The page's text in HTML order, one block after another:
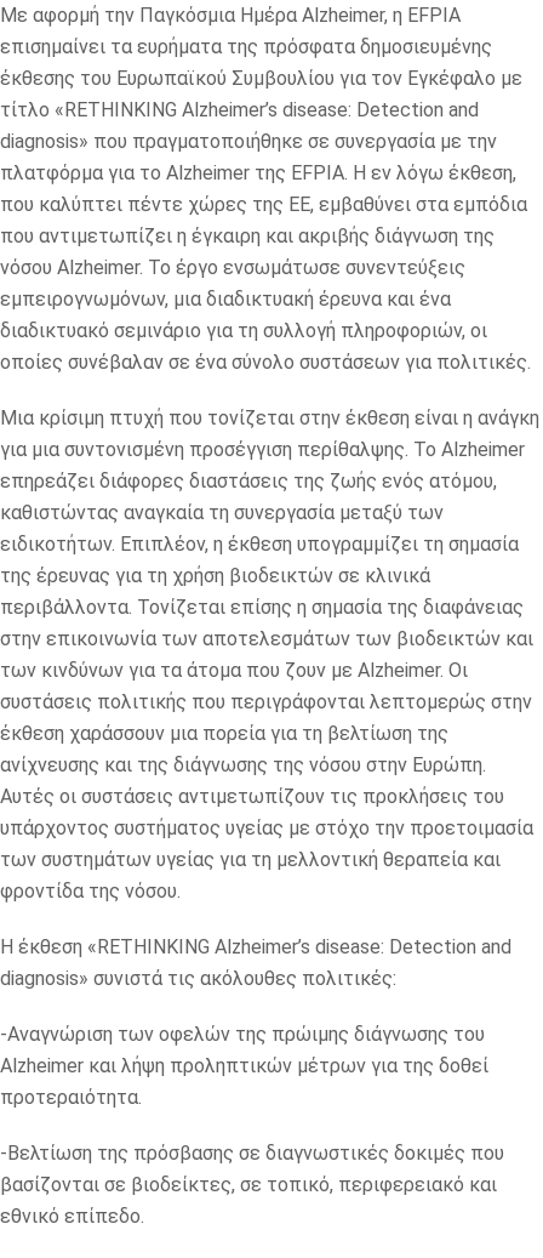
Με αφορμή την Παγκόσμια Ημέρα Alzheimer, η EFPIA
επισημαίνει τα ευρήματα της πρόσφατα δημοσιευμένης
έκθεσης του Ευρωπαϊκού Συμβουλίου για τον Εγκέφαλο με
τίτλο «RETHINKING Alzheimer’s disease: Detection and
diagnosis» που πραγματοποιήθηκε σε συνεργασία με την
πλατφόρμα για το Alzheimer της EFPIA. Η εν λόγω έκθεση,
που καλύπτει πέντε χώρες της ΕΕ, εμβαθύνει στα εμπόδια
που αντιμετωπίζει η έγκαιρη και ακριβής διάγνωση της
νόσου Alzheimer. Το έργο ενσωμάτωσε συνεντεύξεις
εμπειρογνωμόνων, μια διαδικτυακή έρευνα και ένα
διαδικτυακό σεμινάριο για τη συλλογή πληροφοριών, οι
οποίες συνέβαλαν σε ένα σύνολο συστάσεων για πολιτικές.
Μια κρίσιμη πτυχή που τονίζεται στην έκθεση είναι η ανάγκη
για μια συντονισμένη προσέγγιση περίθαλψης. Το Alzheimer
επηρεάζει διάφορες διαστάσεις της ζωής ενός ατόμου,
καθιστώντας αναγκαία τη συνεργασία μεταξύ των
ειδικοτήτων. Επιπλέον, η έκθεση υπογραμμίζει τη σημασία
της έρευνας για τη χρήση βιοδεικτών σε κλινικά
περιβάλλοντα. Τονίζεται επίσης η σημασία της διαφάνειας
στην επικοινωνία των αποτελεσμάτων των βιοδεικτών και
των κινδύνων για τα άτομα που ζουν με Alzheimer. Οι
συστάσεις πολιτικής που περιγράφονται λεπτομερώς στην
έκθεση χαράσσουν μια πορεία για τη βελτίωση της
ανίχνευσης και της διάγνωσης της νόσου στην Ευρώπη.
Αυτές οι συστάσεις αντιμετωπίζουν τις προκλήσεις του
υπάρχοντος συστήματος υγείας με στόχο την προετοιμασία
των συστημάτων υγείας για τη μελλοντική θεραπεία και
φροντίδα της νόσου.
Η έκθεση «RETHINKING Alzheimer’s disease: Detection and
diagnosis» συνιστά τις ακόλουθες πολιτικές:
-Αναγνώριση των οφελών της πρώιμης διάγνωσης του
Alzheimer και λήψη προληπτικών μέτρων για της δοθεί
προτεραιότητα.
-Βελτίωση της πρόσβασης σε διαγνωστικές δοκιμές που
βασίζονται σε βιοδείκτες, σε τοπικό, περιφερειακό και
εθνικό επίπεδο.